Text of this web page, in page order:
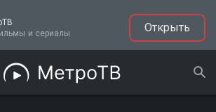
и сериалы
Открыть